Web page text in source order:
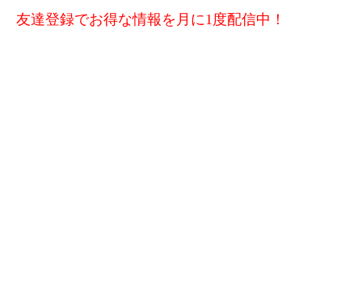
友達登録でお得な情報を月に1度配信中！